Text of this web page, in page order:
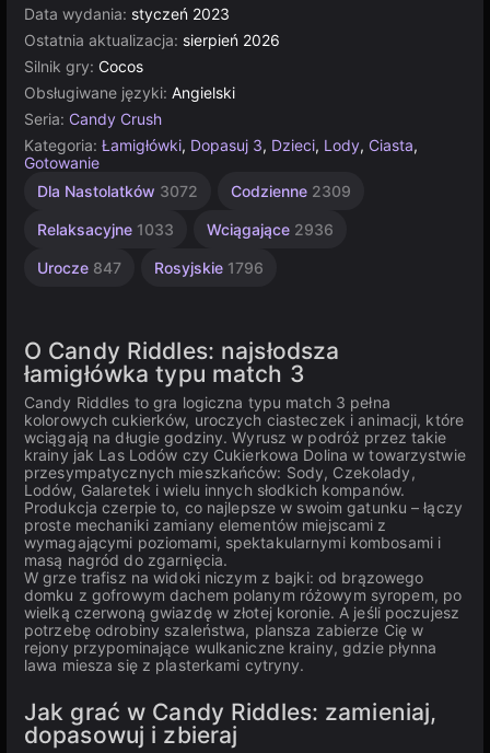
Data wydania: styczeń 2023
Ostatnia aktualizacja: sierpień 2026
Silnik gry: Cocos
Obsługiwane języki: Angielski
Seria: Candy Crush
Kategoria: Łamigłówki, Dopasuj 3, Dzieci, Lody, Ciasta,
Gotowanie
Dla Nastolatków 3072 Codzienne 2309
Relaksacyjne 1033 Wciągające 2936
Urocze 847 Rosyjskie 1796
Dla
1477
Multiplayer
Cocos
O Candy Riddles: najsłodsza
łamigłówka typu match 3
Candy Riddles to gra logiczna typu match 3 pełna
kolorowych cukierków, uroczych ciasteczek i animacji, które
wciągają na długie godziny. Wyrusz w podróż przez takie
krainy jak Las Lodów czy Cukierkowa Dolina w towarzystwie
przesympatycznych mieszkańców: Sody, Czekolady,
Lodów, Galaretek i wielu innych słodkich kompanów.
Produkcja czerpie to, co najlepsze w swoim gatunku – łączy
proste mechaniki zamiany elementów miejscami z
wymagającymi poziomami, spektakularnymi kombosami i
masą nagród do zgarnięcia.
W grze trafisz na widoki niczym z bajki: od brązowego
domku z gofrowym dachem polanym różowym syropem, po
wielką czerwoną gwiazdę w złotej koronie. A jeśli poczujesz
potrzebę odrobiny szaleństwa, plansza zabierze Cię w
rejony przypominające wulkaniczne krainy, gdzie płynna
lawa miesza się z plasterkami cytryny.
Jak grać w Candy Riddles: zamieniaj,
dopasowuj i zbieraj